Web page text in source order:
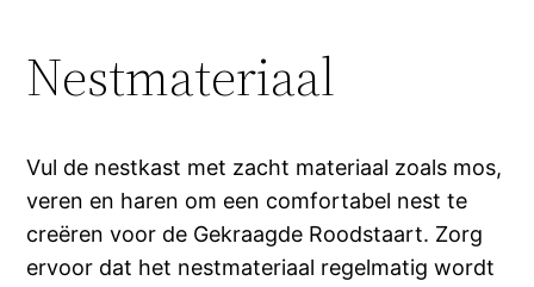
Nestmateriaal
Vul de nestkast met zacht materiaal zoals mos,
veren en haren om een comfortabel nest te
creëren voor de Gekraagde Roodstaart. Zorg
ervoor dat het nestmateriaal regelmatig wordt